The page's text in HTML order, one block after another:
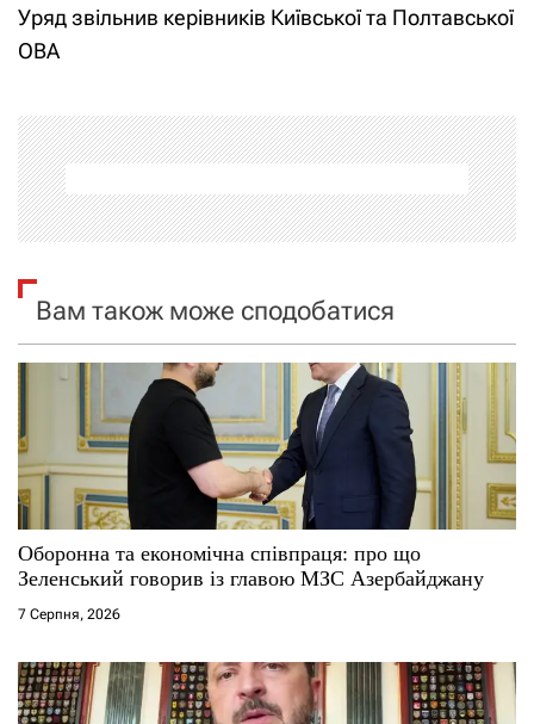
і
а
ц
і
я
з
а
п
и
с
і
в
Уряд звільнив керівників Київської та Полтавської
ОВА
Вам також може сподобатися
Оборонна та економічна співпраця: про що
Зеленський говорив із главою МЗС Азербайджану
7 Серпня, 2026